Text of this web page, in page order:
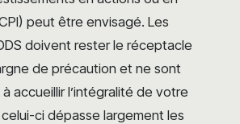
peut être envisagé. Les
doivent rester le réceptacle
de précaution et ne sont
accueillir l’intégralité de votre
ci dépasse largement les